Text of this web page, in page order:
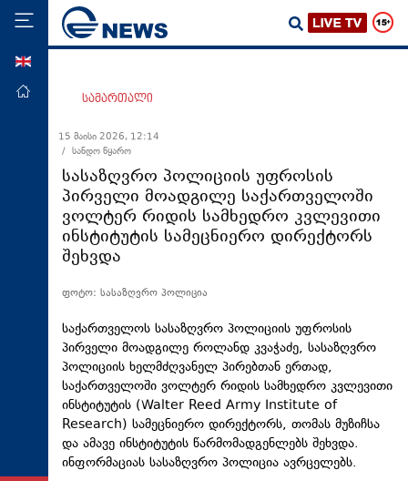
მთავარი
ეკონომიკა
მსოფლიო
ჯანდაცვა
საზოგადოება
რეგიონი
კულტურა
სპორტი
ტექნოლოგიები
სამართალი
15 მაისი 2026, 12:14
/ სანდო წყარო
სასაზღვრო პოლიციის უფროსის
პირველი მოადგილე საქართველოში
ვოლტერ რიდის სამხედრო კვლევითი
ინსტიტუტის სამეცნიერო დირექტორს
შეხვდა
ფოტო: სასაზღვრო პოლიცია
საქართველოს სასაზღვრო პოლიციის უფროსის
პირველი მოადგილე როლანდ კვაჭაძე, სასაზღვრო
პოლიციის ხელმძღვანელ პირებთან ერთად,
საქართველოში ვოლტერ რიდის სამხედრო კვლევითი
ინსტიტუტის (Walter Reed Army Institute of
Research) სამეცნიერო დირექტორს, თომას მუზიჩსა
და ამავე ინსტიტუტის წარმომადგენლებს შეხვდა.
ინფორმაციას სასაზღვრო პოლიცია ავრცელებს.